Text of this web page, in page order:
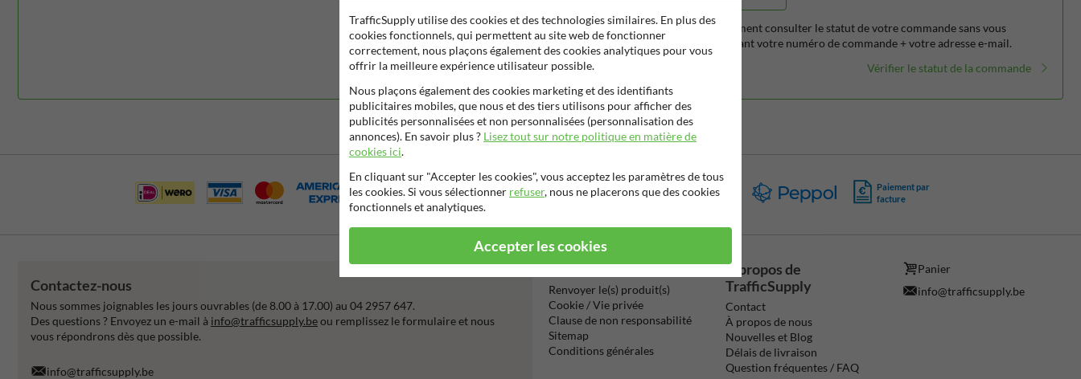
Vous pouvez également consulter le statut de votre commande sans vous
connecter en utilisant votre numéro de commande + votre adresse e-mail.
Vérifier le statut de la commande
Virement
bancaire SEPA
Paiement par
facture
Contactez-nous
Nous sommes joignables les jours ouvrables (de 8.00 à 17.00) au 04 2957 647.
Des questions ? Envoyez un e-mail à info@trafficsupply.beou remplissez le formulaire et nous
vous répondrons dès que possible.
info@trafficsupply.be
Information
Renvoyer le(s) produit(s)
Cookie / Vie privée
Clause de non responsabilité
Sitemap
Conditions générales
À propos de
TrafficSupply
Contact
À propos de nous
Nouvelles et Blog
Délais de livraison
Question fréquentes / FAQ
Panier
info@trafficsupply.be
TrafficSupply utilise des cookies et des technologies similaires. En plus des
cookies fonctionnels, qui permettent au site web de fonctionner
correctement, nous plaçons également des cookies analytiques pour vous
offrir la meilleure expérience utilisateur possible.
Nous plaçons également des cookies marketing et des identifiants
publicitaires mobiles, que nous et des tiers utilisons pour afficher des
publicités personnalisées et non personnalisées (personnalisation des
annonces). En savoir plus ? Lisez tout sur notre politique en matière de
cookies ici.
En cliquant sur "Accepter les cookies", vous acceptez les paramètres de tous
les cookies. Si vous sélectionner refuser, nous ne placerons que des cookies
fonctionnels et analytiques.
Accepter les cookies